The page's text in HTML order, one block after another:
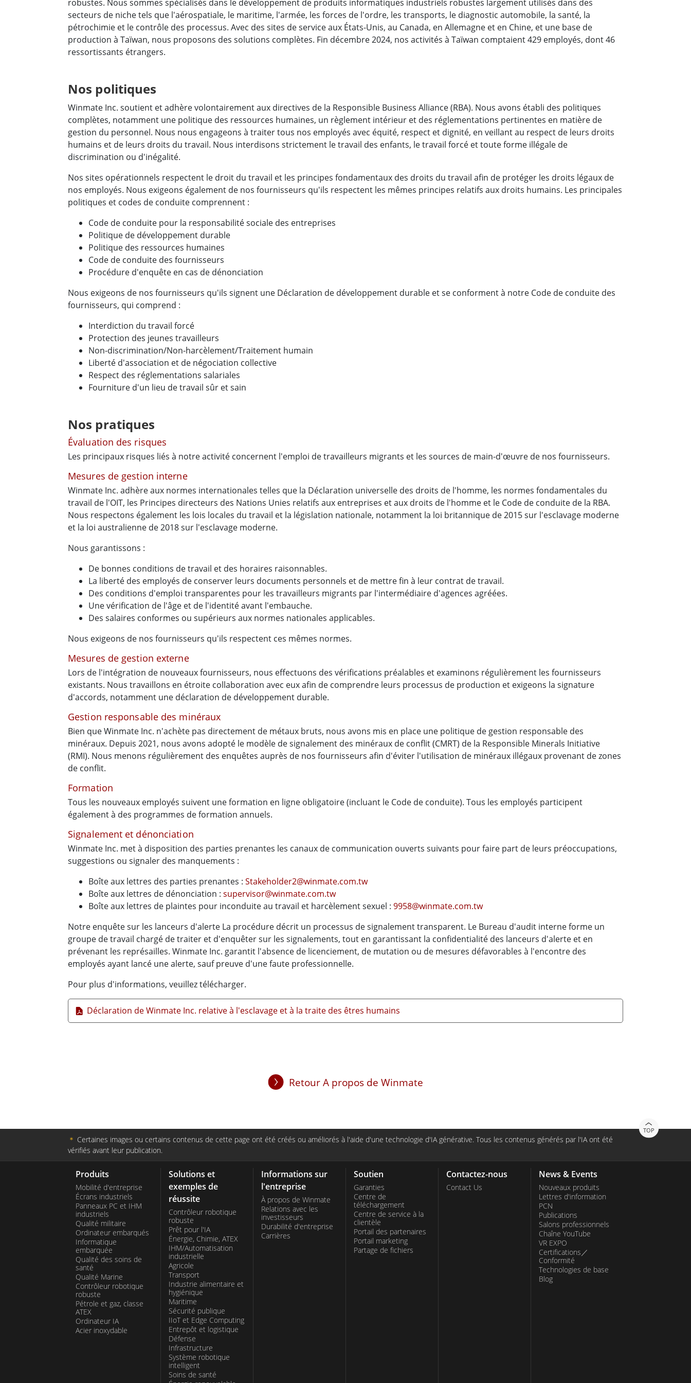
Tablettes pour ordinateurs embarqués Passerelle radio
More
Écran pour la santé
Ordinateurs embarqués marine
Contrôleur robotique
robuste
Pétrole et gaz, classe ATEX Ordinateur IA Acier inoxydable
robustes. Nous sommes spécialisés dans le développement de produits informatiques industriels robustes largement utilisés dans des
secteurs de niche tels que l'aérospatiale, le maritime, l'armée, les forces de l'ordre, les transports, le diagnostic automobile, la santé, la
pétrochimie et le contrôle des processus. Avec des sites de service aux États-Unis, au Canada, en Allemagne et en Chine, et une base de
production à Taïwan, nous proposons des solutions complètes. Fin décembre 2024, nos activités à Taïwan comptaient 429 employés, dont 46
ressortissants étrangers.
Nos politiques
Winmate Inc. soutient et adhère volontairement aux directives de la Responsible Business Alliance (RBA). Nous avons établi des politiques
complètes, notamment une politique des ressources humaines, un règlement intérieur et des réglementations pertinentes en matière de
gestion du personnel. Nous nous engageons à traiter tous nos employés avec équité, respect et dignité, en veillant au respect de leurs droits
humains et de leurs droits du travail. Nous interdisons strictement le travail des enfants, le travail forcé et toute forme illégale de
discrimination ou d'inégalité.
Nos sites opérationnels respectent le droit du travail et les principes fondamentaux des droits du travail afin de protéger les droits légaux de
nos employés. Nous exigeons également de nos fournisseurs qu'ils respectent les mêmes principes relatifs aux droits humains. Les principales
politiques et codes de conduite comprennent :
Code de conduite pour la responsabilité sociale des entreprises
Politique de développement durable
Politique des ressources humaines
Code de conduite des fournisseurs
Procédure d'enquête en cas de dénonciation
Nous exigeons de nos fournisseurs qu'ils signent une Déclaration de développement durable et se conforment à notre Code de conduite des
fournisseurs, qui comprend :
Interdiction du travail forcé
Protection des jeunes travailleurs
Non-discrimination/Non-harcèlement/Traitement humain
Liberté d'association et de négociation collective
Respect des réglementations salariales
Fourniture d'un lieu de travail sûr et sain
Nos pratiques
Évaluation des risques
Les principaux risques liés à notre activité concernent l'emploi de travailleurs migrants et les sources de main-d'œuvre de nos fournisseurs.
Mesures de gestion interne
Winmate Inc. adhère aux normes internationales telles que la Déclaration universelle des droits de l'homme, les normes fondamentales du
travail de l'OIT, les Principes directeurs des Nations Unies relatifs aux entreprises et aux droits de l'homme et le Code de conduite de la RBA.
Nous respectons également les lois locales du travail et la législation nationale, notamment la loi britannique de 2015 sur l'esclavage moderne
et la loi australienne de 2018 sur l'esclavage moderne.
Nous garantissons :
De bonnes conditions de travail et des horaires raisonnables.
La liberté des employés de conserver leurs documents personnels et de mettre fin à leur contrat de travail.
Des conditions d'emploi transparentes pour les travailleurs migrants par l'intermédiaire d'agences agréées.
Une vérification de l'âge et de l'identité avant l'embauche.
Des salaires conformes ou supérieurs aux normes nationales applicables.
Nous exigeons de nos fournisseurs qu'ils respectent ces mêmes normes.
Mesures de gestion externe
Lors de l'intégration de nouveaux fournisseurs, nous effectuons des vérifications préalables et examinons régulièrement les fournisseurs
existants. Nous travaillons en étroite collaboration avec eux afin de comprendre leurs processus de production et exigeons la signature
d'accords, notamment une déclaration de développement durable.
Gestion responsable des minéraux
Bien que Winmate Inc. n'achète pas directement de métaux bruts, nous avons mis en place une politique de gestion responsable des
minéraux. Depuis 2021, nous avons adopté le modèle de signalement des minéraux de conflit (CMRT) de la Responsible Minerals Initiative
(RMI). Nous menons régulièrement des enquêtes auprès de nos fournisseurs afin d'éviter l'utilisation de minéraux illégaux provenant de zones
de conflit.
Formation
Tous les nouveaux employés suivent une formation en ligne obligatoire (incluant le Code de conduite). Tous les employés participent
également à des programmes de formation annuels.
Signalement et dénonciation
Winmate Inc. met à disposition des parties prenantes les canaux de communication ouverts suivants pour faire part de leurs préoccupations,
suggestions ou signaler des manquements :
Boîte aux lettres des parties prenantes : Stakeholder2@winmate.com.tw
Boîte aux lettres de dénonciation : supervisor@winmate.com.tw
Boîte aux lettres de plaintes pour inconduite au travail et harcèlement sexuel : 9958@winmate.com.tw
Notre enquête sur les lanceurs d'alerte La procédure décrit un processus de signalement transparent. Le Bureau d'audit interne forme un
groupe de travail chargé de traiter et d'enquêter sur les signalements, tout en garantissant la confidentialité des lanceurs d'alerte et en
prévenant les représailles. Winmate Inc. garantit l'absence de licenciement, de mutation ou de mesures défavorables à l'encontre des
employés ayant lancé une alerte, sauf preuve d'une faute professionnelle.
Pour plus d'informations, veuillez télécharger.
Déclaration de Winmate Inc. relative à l'esclavage et à la traite des êtres humains
Retour A propos de Winmate
TOP
＊ Certaines images ou certains contenus de cette page ont été créés ou améliorés à l'aide d'une technologie d'IA générative. Tous les contenus générés par l'IA ont été
vérifiés avant leur publication.
Produits
Mobilité d'entreprise
Écrans industriels
Panneaux PC et IHM
industriels
Qualité militaire
Ordinateur embarqués
Informatique
embarquée
Qualité des soins de
santé
Qualité Marine
Contrôleur robotique
robuste
Pétrole et gaz, classe
ATEX
Ordinateur IA
Acier inoxydable
Solutions et
exemples de
réussite
Contrôleur robotique
robuste
Prêt pour l'IA
Énergie, Chimie, ATEX
IHM/Automatisation
industrielle
Agricole
Transport
Industrie alimentaire et
hygiénique
Maritime
Sécurité publique
IIoT et Edge Computing
Entrepôt et logistique
Défense
Infrastructure
Système robotique
intelligent
Soins de santé
Informations sur
l'entreprise
À propos de Winmate
Relations avec les
investisseurs
Durabilité d'entreprise
Carrières
Soutien
Garanties
Centre de
téléchargement
Centre de service à la
clientèle
Portail des partenaires
Portail marketing
Partage de fichiers
Contactez-nous
Contact Us
News & Events
Nouveaux produits
Lettres d'information
PCN
Publications
Salons professionnels
Chaîne YouTube
VR EXPO
Certifications／
Conformité
Technologies de base
Blog